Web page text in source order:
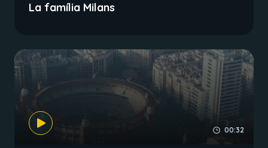
La família Milans
00:32